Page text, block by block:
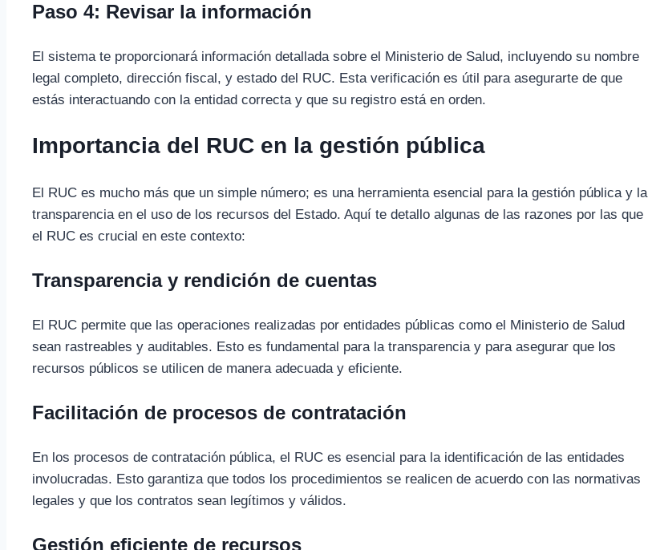
Paso 4: Revisar la información
El sistema te proporcionará información detallada sobre el Ministerio de Salud, incluyendo su nombre
legal completo, dirección fiscal, y estado del RUC. Esta verificación es útil para asegurarte de que
estás interactuando con la entidad correcta y que su registro está en orden.
Importancia del RUC en la gestión pública
El RUC es mucho más que un simple número; es una herramienta esencial para la gestión pública y la
transparencia en el uso de los recursos del Estado. Aquí te detallo algunas de las razones por las que
el RUC es crucial en este contexto:
Transparencia y rendición de cuentas
El RUC permite que las operaciones realizadas por entidades públicas como el Ministerio de Salud
sean rastreables y auditables. Esto es fundamental para la transparencia y para asegurar que los
recursos públicos se utilicen de manera adecuada y eficiente.
Facilitación de procesos de contratación
En los procesos de contratación pública, el RUC es esencial para la identificación de las entidades
involucradas. Esto garantiza que todos los procedimientos se realicen de acuerdo con las normativas
legales y que los contratos sean legítimos y válidos.
Gestión eficiente de recursos